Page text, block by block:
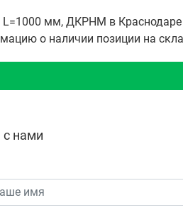
L=1000 мм, ДКРНМ в
о наличии позиции на
с нами